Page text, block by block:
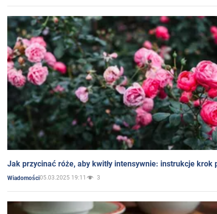
Jak przycinać róże, aby kwitły intensywnie: instrukcje krok
Wiadomości05.03.2025 19:11 3